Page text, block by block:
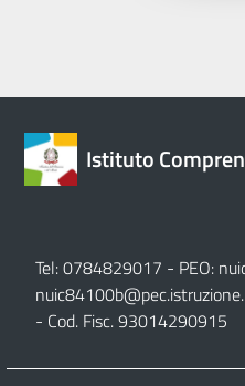
Istituto
Tel: 0784829017 - PEO:
- Cod. Fisc. 93014290915